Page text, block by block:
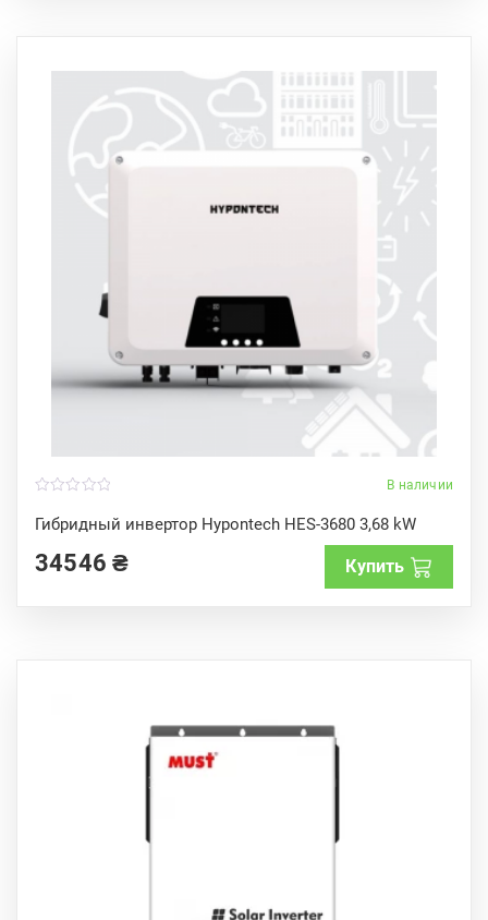
В наличии
Гибридный инвертор Hypontech HES-3680 3,68 kW
o
u
o
f
34546₴ Купить